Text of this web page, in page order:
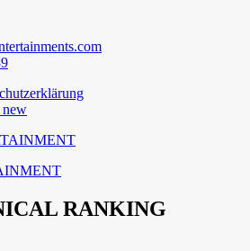
RANKING